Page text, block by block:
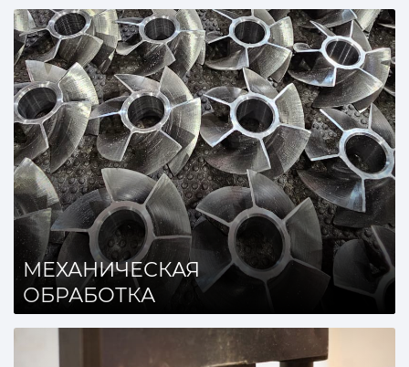
МЕХАНИЧЕСКАЯ
ОБРАБОТКА